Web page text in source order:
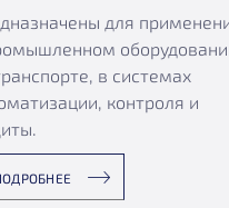
для
в системах
контроля и